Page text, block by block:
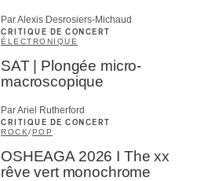
Par Alexis Desrosiers-Michaud
CRITIQUE DE CONCERT
ÉLECTRONIQUE
SAT | Plongée micro-
macroscopique
Par Ariel Rutherford
CRITIQUE DE CONCERT
ROCK/POP
OSHEAGA 2026 I The xx
rêve vert monochrome